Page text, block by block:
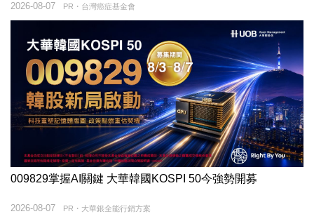
PR・台灣癌症基金會
2026-08-07
009829掌握AI關鍵 大華韓國KOSPI 50今強勢開募
PR・大華銀全能行銷方案
2026-08-07